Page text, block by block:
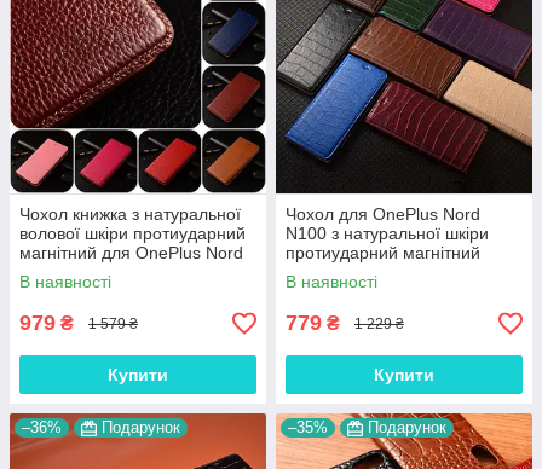
Чохол книжка з натуральної
волової шкіри протиударний
магнітний для OnePlus Nord
N100 "BULL"
В наявності
979 ₴ 1 579 ₴
Купити
Чохол для OnePlus Nord
N100 з натуральної шкіри
протиударний магнітний
книжка з підставкою "LUXOR"
В наявності
779 ₴ 1 229 ₴
Купити
–36% Подарунок –35% Подарунок